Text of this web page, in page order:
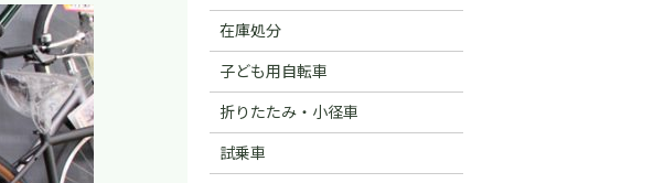
在庫処分
子ども用自転車
折りたたみ・小径車
試乗車